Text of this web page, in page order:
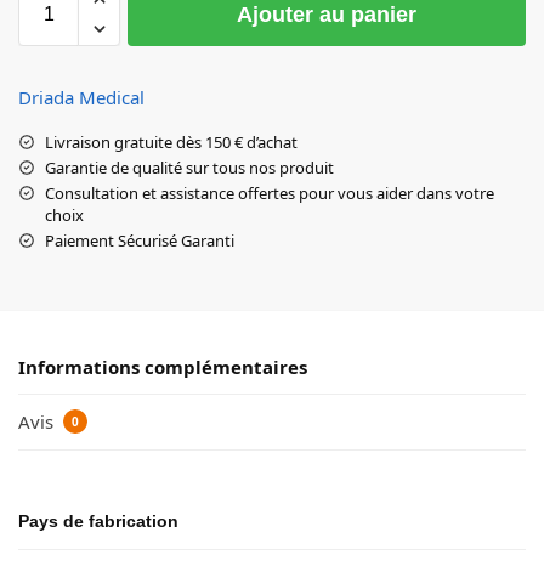
Ajouter au panier
Driada Medical
Livraison gratuite dès 150 € d’achat
Garantie de qualité sur tous nos produit
Consultation et assistance offertes pour vous aider dans votre
choix
Paiement Sécurisé Garanti
Informations complémentaires
Avis 0
Pays de fabrication